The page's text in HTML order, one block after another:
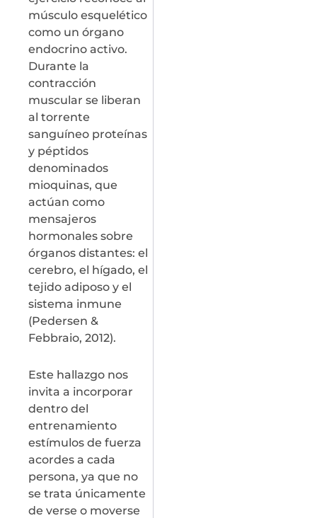
músculo esquelético
como un órgano
endocrino activo.
Durante la
contracción
muscular se liberan
al torrente
sanguíneo proteínas
y péptidos
denominados
mioquinas, que
actúan como
mensajeros
hormonales sobre
órganos distantes: el
cerebro, el hígado, el
tejido adiposo y el
sistema inmune
(Pedersen &
Febbraio, 2012).
Este hallazgo nos
invita a incorporar
dentro del
entrenamiento
estímulos de fuerza
acordes a cada
persona, ya que no
se trata únicamente
de verse o moverse